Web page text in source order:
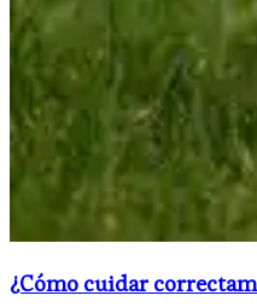
¿Cómo cuidar